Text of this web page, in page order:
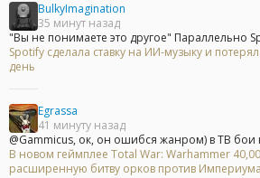
BulkyImagination
35 минут назад
"Вы не понимаете это другое" Параллельно
Spotify сделала ставку на ИИ-музыку и
день
Egrassa
41 минуту назад
@Gammicus, ок, он ошибся жанром) в ТВ бои
В новом геймплее Total War: Warhammer
расширенную битву орков против Империума